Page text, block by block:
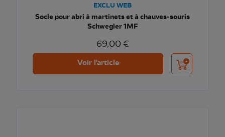
EXCLU WEB
Socle pour abri à martinets et à chauves-souris
Schwegler 1MF
69,00 €
Voir l'article Ajouter au